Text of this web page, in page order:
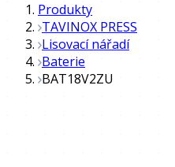
Produkty
TAVINOX PRESS
Lisovací nářadí
Baterie
BAT18V2ZU